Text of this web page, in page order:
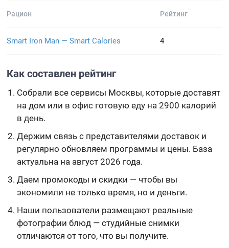
Рацион Рейтинг
Smart Iron Man — Smart Calories 4
Как составлен рейтинг
Собрали все сервисы Москвы, которые доставят
на дом или в офис готовую еду на 2900 калорий
в день.
Держим связь с представителями доставок и
регулярно обновляем программы и цены. База
актуальна на август 2026 года.
Даем промокоды и скидки — чтобы вы
экономили не только время, но и деньги.
Наши пользователи размещают реальные
фотографии блюд — студийные снимки
отличаются от того, что вы получите.